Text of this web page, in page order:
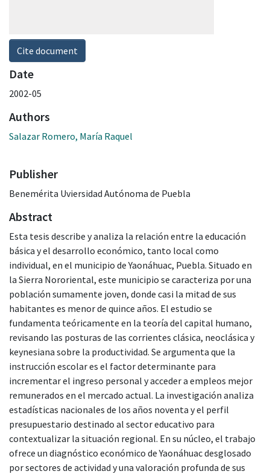
Cite document
Date
2002-05
Authors
Salazar Romero, María Raquel
Publisher
Benemérita Uviersidad Autónoma de Puebla
Abstract
Esta tesis describe y analiza la relación entre la educación
básica y el desarrollo económico, tanto local como
individual, en el municipio de Yaonáhuac, Puebla. Situado en
la Sierra Nororiental, este municipio se caracteriza por una
población sumamente joven, donde casi la mitad de sus
habitantes es menor de quince años. El estudio se
fundamenta teóricamente en la teoría del capital humano,
revisando las posturas de las corrientes clásica, neoclásica y
keynesiana sobre la productividad. Se argumenta que la
instrucción escolar es el factor determinante para
incrementar el ingreso personal y acceder a empleos mejor
remunerados en el mercado actual. La investigación analiza
estadísticas nacionales de los años noventa y el perfil
presupuestario destinado al sector educativo para
contextualizar la situación regional. En su núcleo, el trabajo
ofrece un diagnóstico económico de Yaonáhuac desglosado
por sectores de actividad y una valoración profunda de sus